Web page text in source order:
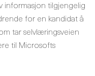
informasjon tilgjengelig
for en kandidat å
tar selvlæringsveien
til Microsofts